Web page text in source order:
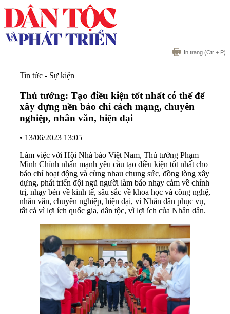
In trang (Ctr + P)
Tin tức - Sự kiện
Thủ tướng: Tạo điều kiện tốt nhất có thể để
xây dựng nền báo chí cách mạng, chuyên
nghiệp, nhân văn, hiện đại
• 13/06/2023 13:05
Làm việc với Hội Nhà báo Việt Nam, Thủ tướng Phạm
Minh Chính nhấn mạnh yêu cầu tạo điều kiện tốt nhất cho
báo chí hoạt động và cùng nhau chung sức, đồng lòng xây
dựng, phát triển đội ngũ người làm báo nhạy cảm về chính
trị, nhạy bén về kinh tế, sâu sắc về khoa học và công nghệ,
nhân văn, chuyên nghiệp, hiện đại, vì Nhân dân phục vụ,
tất cả vì lợi ích quốc gia, dân tộc, vì lợi ích của Nhân dân.